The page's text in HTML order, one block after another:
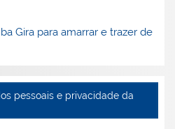
Gira para amarrar e trazer de
pessoais e privacidade da